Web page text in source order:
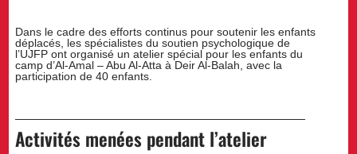
Dans le cadre des efforts continus pour soutenir les enfants
déplacés, les spécialistes du soutien psychologique de
l’UJFP ont organisé un atelier spécial pour les enfants du
camp d’Al-Amal – Abu Al-Atta à Deir Al-Balah, avec la
participation de 40 enfants.
Activités menées pendant l’atelier